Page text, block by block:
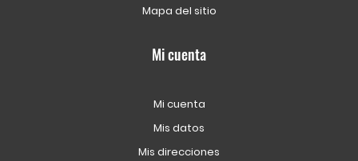
Mapa del sitio
Mi cuenta
Mi cuenta
Mis datos
Mis direcciones